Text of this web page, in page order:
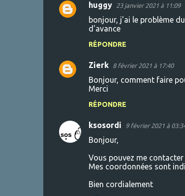
huggy 23 janvier 2021 à 11:09
bonjour, j'ai le problème
d'avance
RÉPONDRE
Zierk 8 février 2021 à 17:40
Bonjour, comment faire
Merci
RÉPONDRE
ksosordi 9 février 2021 à
Bonjour,
Vous pouvez me
Mes coordonnées sont
Bien cordialement